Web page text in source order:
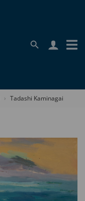
Tadashi Kaminagai